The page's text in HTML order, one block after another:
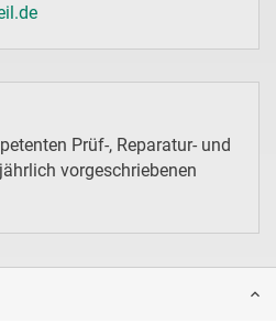
Prüf-, Reparatur- und
vorgeschriebenen